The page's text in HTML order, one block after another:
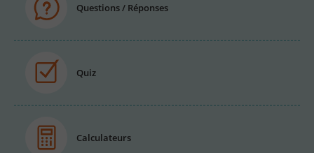
Questions / Réponses
Quiz
Calculateurs